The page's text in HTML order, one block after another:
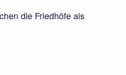
die Friedhöfe als